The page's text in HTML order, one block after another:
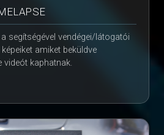
segítségével vendégei/látogatói
amiket beküldve
kaphatnak.